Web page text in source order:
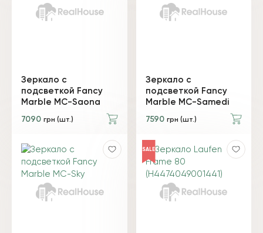
Зеркало с
подсветкой Fancy
Marble MC-Saona
7090 грн (шт.)
Зеркало с
подсветкой Fancy
Marble MC-Samedi
7590 грн (шт.)
SALE